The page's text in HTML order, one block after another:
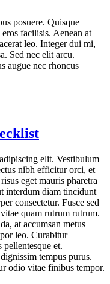
posuere. Quisque
facilisis. Aenean at
leo. Integer dui mi,
Sed nec elit arcu.
augue nec rhoncus
elit. Vestibulum
nibh efficitur orci, et
eget mauris pharetra
interdum diam tincidunt
consectetur. Fusce sed
quam rutrum rutrum.
at accumsan metus
leo. Curabitur
pellentesque et.
tempus purus.
odio vitae finibus tempor.